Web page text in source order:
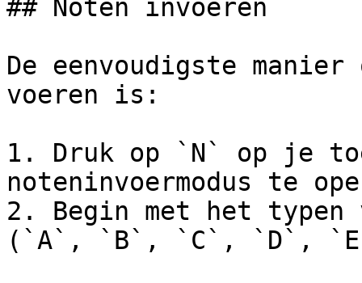
## Noten invoeren
De eenvoudigste
voeren is:
1. Druk op `N` op je
noteninvoermodus te
2. Begin met het typen
(`A`, `B`, `C`, `D`,